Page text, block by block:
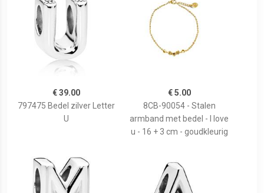
€ 39.00
797475 Bedel zilver Letter
U
€ 5.00
8CB-90054 - Stalen
armband met bedel - I love
u - 16 + 3 cm - goudkleurig